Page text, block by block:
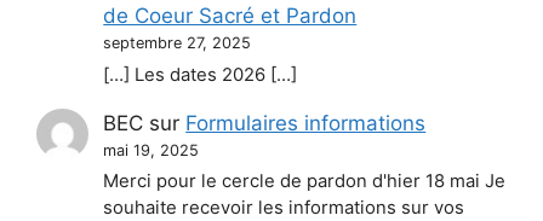
de Coeur Sacré et Pardon
septembre 27, 2025
[…] Les dates 2026 […]
BEC sur Formulaires informations
mai 19, 2025
Merci pour le cercle de pardon d'hier 18 mai Je
souhaite recevoir les informations sur vos